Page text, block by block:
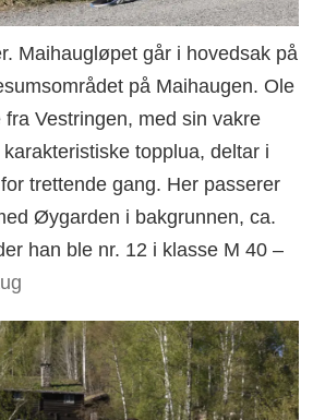
Maihaugløpet går i hovedsak på
på Maihaugen. Ole
Vestringen, med sin vakre
topplua, deltar i
trettende gang. Her passerer
Øygarden i bakgrunnen, ca.
han ble nr. 12 i klasse M 40 –